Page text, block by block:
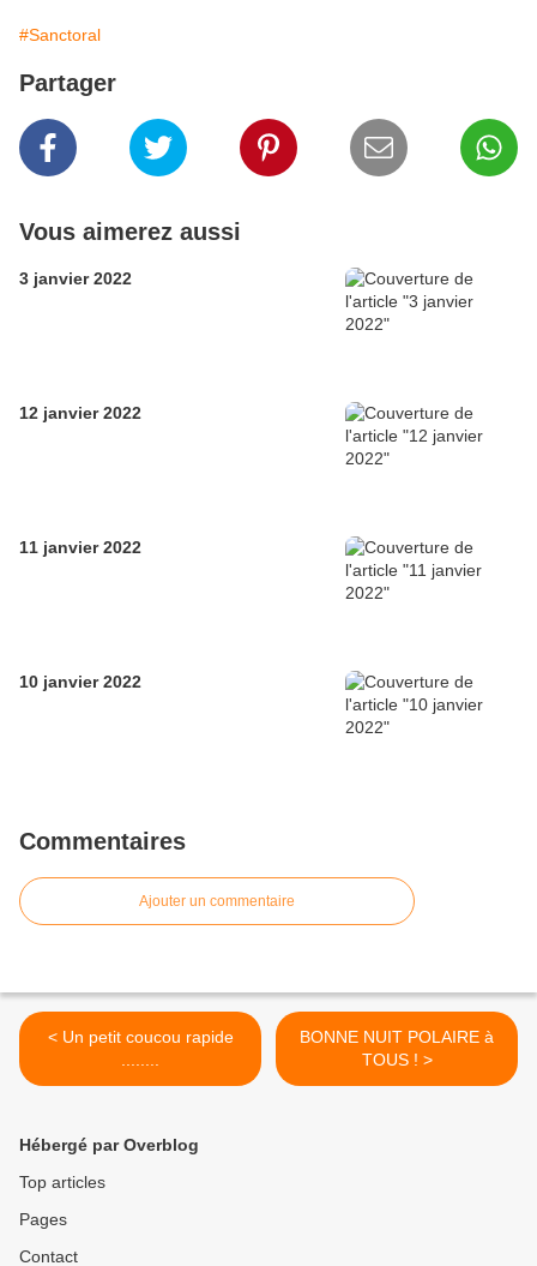
#Sanctoral
Partager
Vous aimerez aussi
3 janvier 2022
12 janvier 2022
11 janvier 2022
10 janvier 2022
Commentaires
Ajouter un commentaire
< Un petit coucou rapide
BONNE NUIT POLAIRE à
TOUS ! >
Hébergé par Overblog
Top articles
Pages
Contact